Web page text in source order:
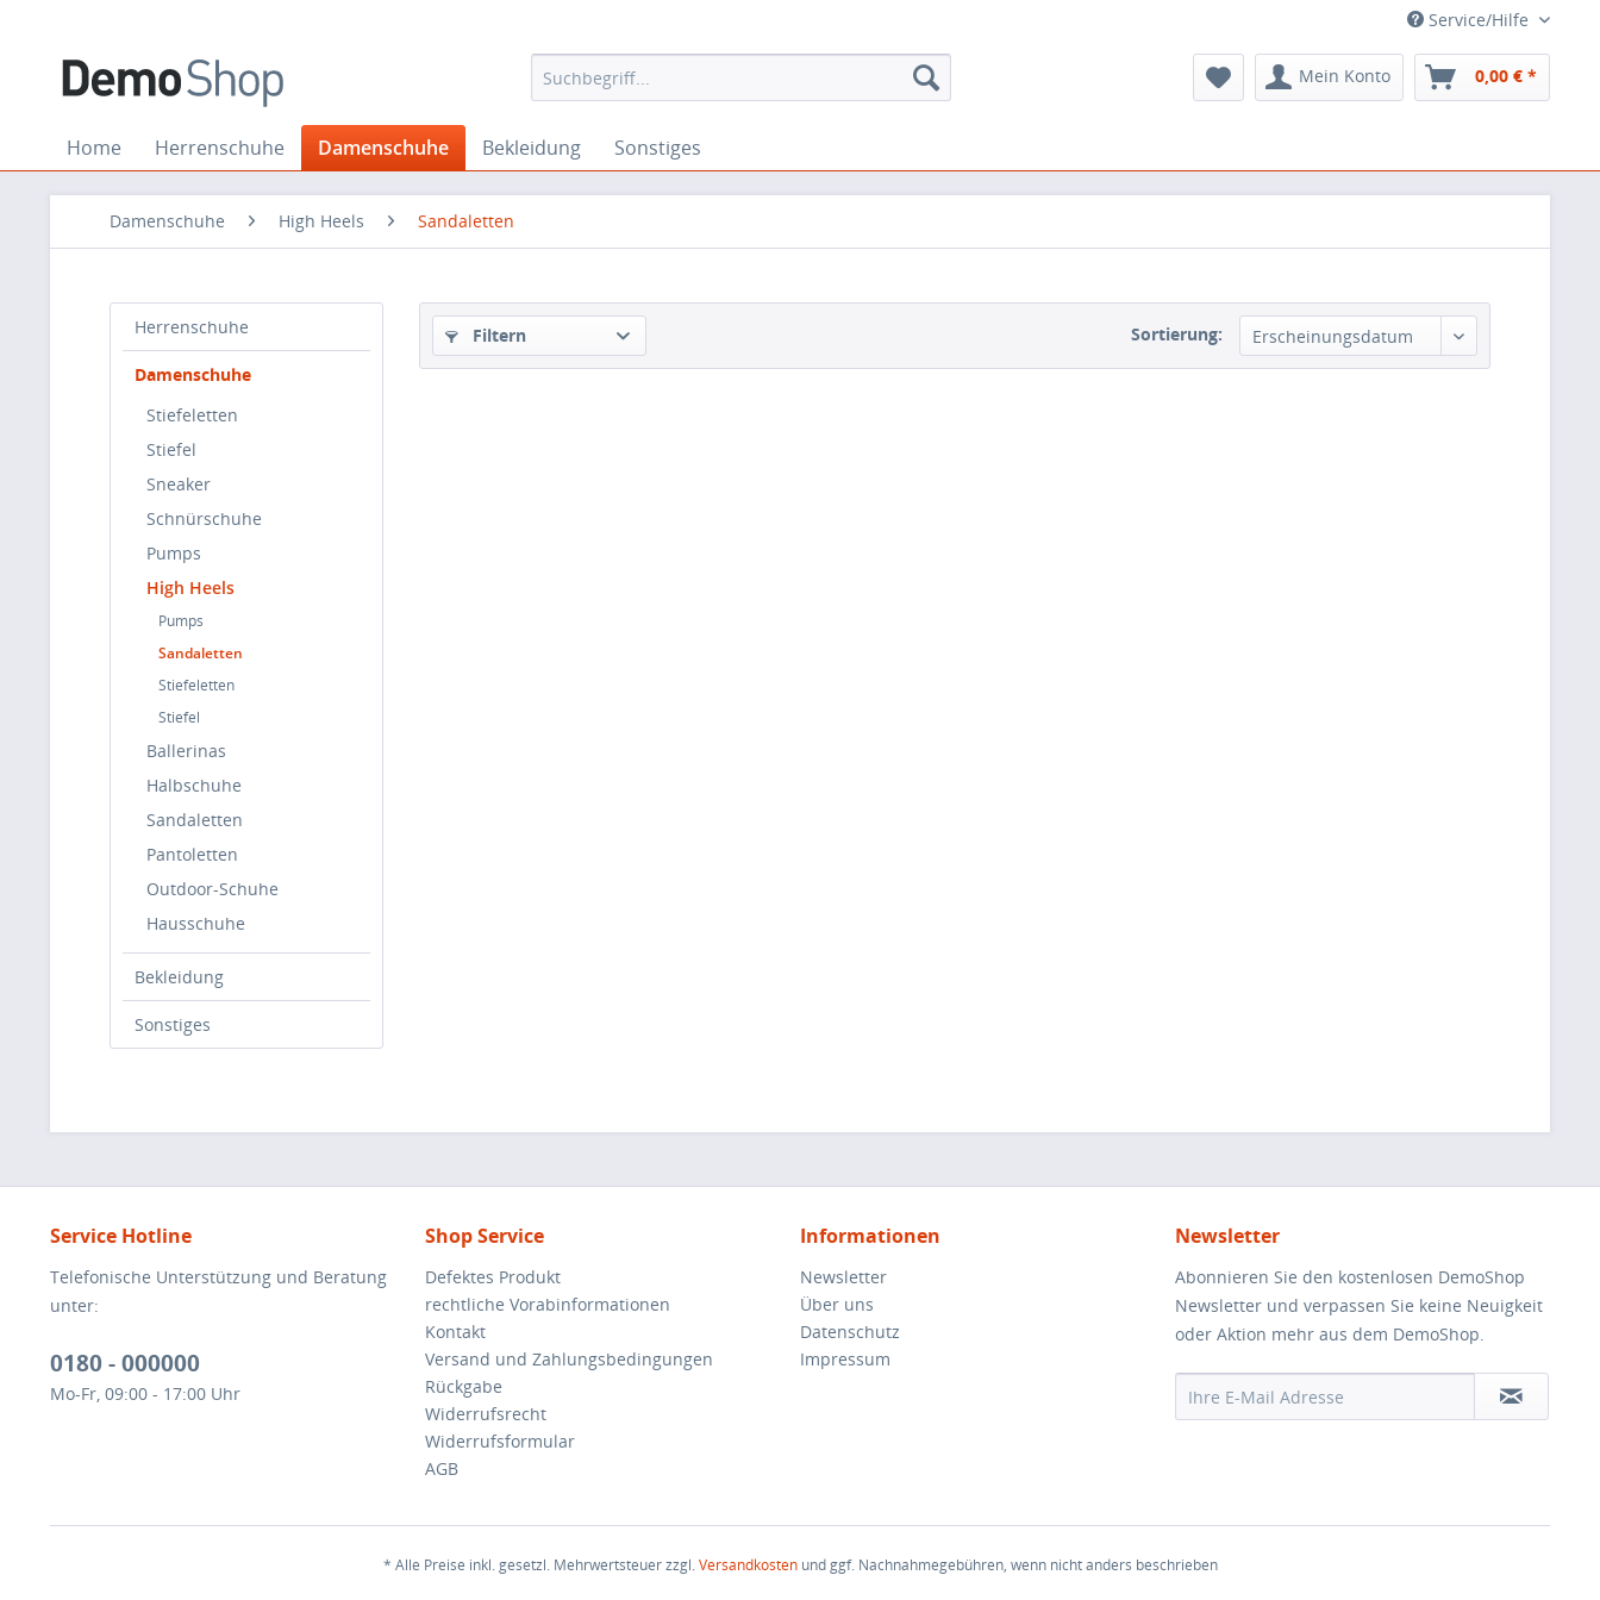
Service/Hilfe
Mein Konto 0,00 € *
Home Herrenschuhe Damenschuhe Bekleidung Sonstiges
Damenschuhe High Heels Sandaletten
Herrenschuhe
Damenschuhe
Stiefeletten
Stiefel
Sneaker
Schnürschuhe
Pumps
High Heels
Pumps
Sandaletten
Stiefeletten
Stiefel
Ballerinas
Halbschuhe
Sandaletten
Pantoletten
Outdoor-Schuhe
Hausschuhe
Bekleidung
Sonstiges
Filtern Sortierung: Erscheinungsdatum
Service Hotline
Telefonische Unterstützung und Beratung
unter:
0180 - 000000
Mo-Fr, 09:00 - 17:00 Uhr
Shop Service
Defektes Produkt
rechtliche Vorabinformationen
Kontakt
Versand und Zahlungsbedingungen
Rückgabe
Widerrufsrecht
Widerrufsformular
AGB
Informationen
Newsletter
Über uns
Datenschutz
Impressum
Newsletter
Abonnieren Sie den kostenlosen DemoShop
Newsletter und verpassen Sie keine Neuigkeit
oder Aktion mehr aus dem DemoShop.
* Alle Preise inkl. gesetzl. Mehrwertsteuer zzgl.Versandkostenund ggf. Nachnahmegebühren, wenn nicht anders beschrieben